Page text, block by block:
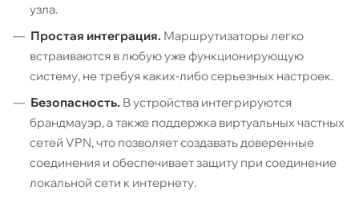
узла.
Простая интеграция. Маршрутизаторы легко
встраиваются в любую уже функционирующую
систему, не требуя каких-либо серьезных настроек.
Безопасность. В устройства интегрируются
брандмауэр, а также поддержка виртуальных частных
сетей VPN, что позволяет создавать доверенные
соединения и обеспечивает защиту при соединение
локальной сети к интернету.